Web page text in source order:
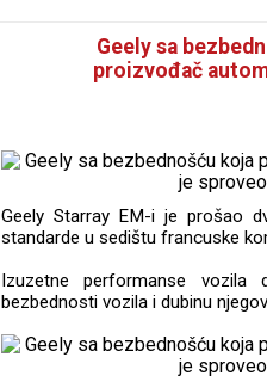
Geely sa
proizvođač
Geely Starray EM-i je prošao
standarde u sedištu francuske
Izuzetne performanse vozila
bezbednosti vozila i dubinu